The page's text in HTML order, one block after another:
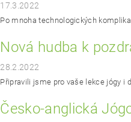
17.3.2022
Po mnoha technologických
Nová hudba k
28.2.2022
Připravili jsme pro vaše lekce jógy i
Česko-anglická